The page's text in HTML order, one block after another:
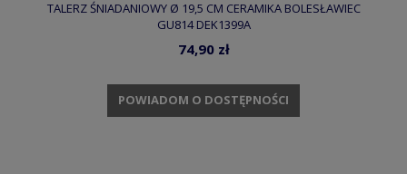
TALERZ ŚNIADANIOWY Ø 19,5 CM CERAMIKA BOLESŁAWIEC
GU814 DEK1399A
74,90 zł
POWIADOM O DOSTĘPNOŚCI